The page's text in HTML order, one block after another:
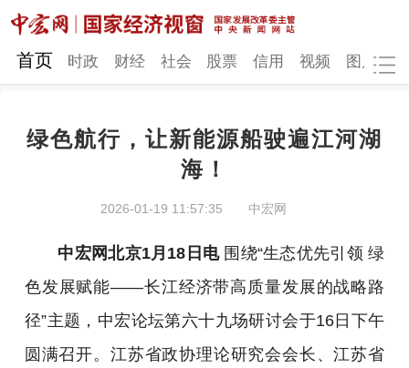
网站地图
图片
地方发展
首页 时政 财经 社会 股票 信用 视频 图片
绿色航行，让新能源船驶遍江河湖
海！
2026-01-19 11:57:35 中宏网
中宏网北京1月18日电 围绕“生态优先引领 绿
色发展赋能——长江经济带高质量发展的战略路
径”主题，中宏论坛第六十九场研讨会于16日下午
圆满召开。江苏省政协理论研究会会长、江苏省